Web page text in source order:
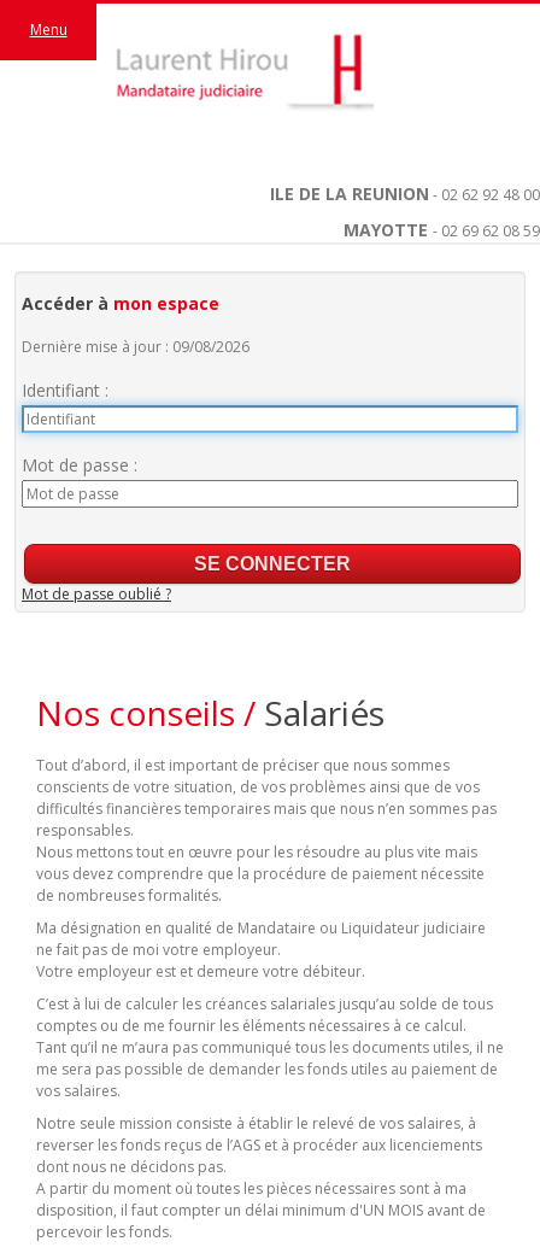
ILE DE LA REUNION - 02 62 92 48 00
MAYOTTE - 02 69 62 08 59
Menu
Accéder à mon espace
Dernière mise à jour : 09/08/2026
Identifiant :
Mot de passe :
Mot de passe oublié ?
Nos conseils / Salariés
Tout d’abord, il est important de préciser que nous sommes
conscients de votre situation, de vos problèmes ainsi que de vos
difficultés financières temporaires mais que nous n’en sommes pas
responsables.
Nous mettons tout en œuvre pour les résoudre au plus vite mais
vous devez comprendre que la procédure de paiement nécessite
de nombreuses formalités.
Ma désignation en qualité de Mandataire ou Liquidateur judiciaire
ne fait pas de moi votre employeur.
Votre employeur est et demeure votre débiteur.
C’est à lui de calculer les créances salariales jusqu’au solde de tous
comptes ou de me fournir les éléments nécessaires à ce calcul.
Tant qu’il ne m’aura pas communiqué tous les documents utiles, il ne
me sera pas possible de demander les fonds utiles au paiement de
vos salaires.
Notre seule mission consiste à établir le relevé de vos salaires, à
reverser les fonds reçus de l’AGS et à procéder aux licenciements
dont nous ne décidons pas.
A partir du moment où toutes les pièces nécessaires sont à ma
disposition, il faut compter un délai minimum d'UN MOIS avant de
percevoir les fonds.